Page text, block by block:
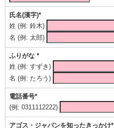
氏名(漢字)*
姓 (例: 鈴木)
名 (例: 太郎)
ふりがな *
姓 (例: すずき)
名 (例: たろう)
電話番号*
(例: 0311112222)
アゴス・ジャパンを知ったきっかけ*